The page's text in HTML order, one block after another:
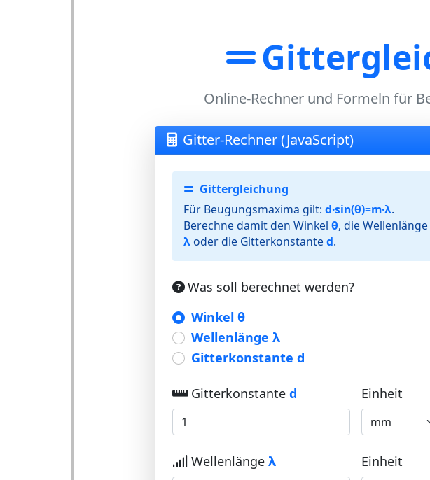
Online-Rechner und Formeln für
Gitter-Rechner (JavaScript)
Gittergleichung
Für Beugungsmaxima gilt: d·sin(θ)=m·λ.
Berechne damit den Winkel θ, die Wellenlänge
λoder die Gitterkonstante d.
Was soll berechnet werden?
Winkel θ
Wellenlänge λ
Gitterkonstante d
Gitterkonstante d Einheit
Wellenlänge λ Einheit